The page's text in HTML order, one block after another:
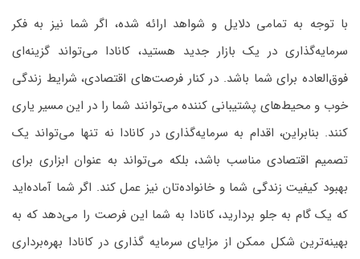
با توجه به تمامی دلایل و شواهد ارائه شده، اگر شما نیز به فکر
سرمایه‌گذاری در یک بازار جدید هستید، کانادا می‌تواند گزینه‌ای
فوق‌العاده برای شما باشد. در کنار فرصت‌های اقتصادی، شرایط زندگی
خوب و محیط‌های پشتیبانی کننده می‌توانند شما را در این مسیر یاری
کنند. بنابراین، اقدام به سرمایه‌گذاری در کانادا نه تنها می‌تواند یک
تصمیم اقتصادی مناسب باشد، بلکه می‌تواند به عنوان ابزاری برای
بهبود کیفیت زندگی شما و خانواده‌تان نیز عمل کند. اگر شما آماده‌اید
که یک گام به جلو بردارید، کانادا به شما این فرصت را می‌دهد که به
بهینه‌ترین شکل ممکن از مزایای سرمایه گذاری در کانادا بهره‌برداری